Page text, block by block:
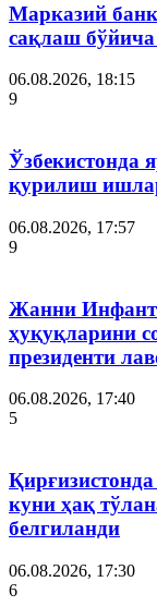
Марказий
сақлаш
06.08.2026, 18:15
9
Ўзбекистонда
қурилиш
06.08.2026, 17:57
9
Жанни
ҳуқуқларини
президенти
06.08.2026, 17:40
5
куни ҳақ
белгиланди
06.08.2026, 17:30
6